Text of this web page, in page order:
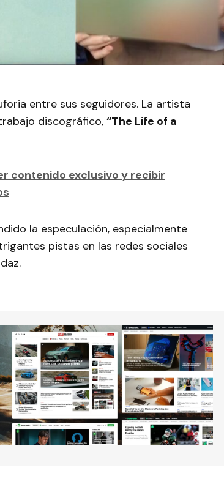
entre sus seguidores. La artista
discográfico, “The Life of a
contenido exclusivo y recibir
la especulación, especialmente
pistas en las redes sociales